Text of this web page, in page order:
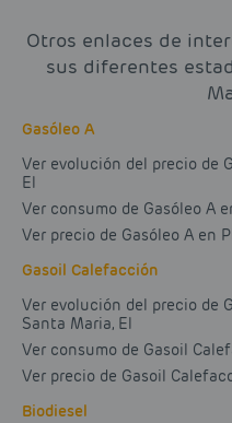
Otros enlaces de
sus diferentes
Gasóleo A
Ver evolución del precio de
El
Ver consumo de Gasóleo A
Ver precio de Gasóleo A en
Gasoil Calefacción
Ver evolución del precio de
Santa Maria, El
Ver consumo de Gasoil
Ver precio de Gasoil
Biodiesel